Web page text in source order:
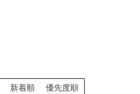
新着順 優先度順